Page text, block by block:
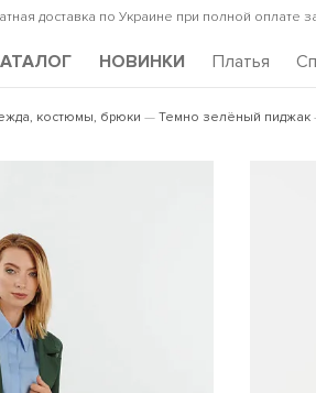
доставка по Украине при полной оплате
НОВИНКИ Платья
костюмы, брюки Темно зелёный пиджак